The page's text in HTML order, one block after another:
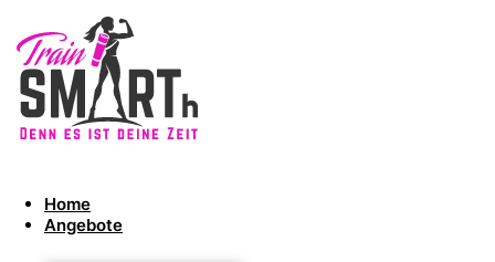
Home
Angebote